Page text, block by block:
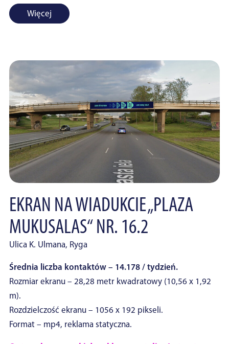
Więcej
EKRAN NA WIADUKCIE „PLAZA
MUKUSALAS“ NR. 16.2
Ulica K. Ulmana, Ryga
Średnia liczba kontaktów – 14.178 / tydzień.
Rozmiar ekranu – 28,28 metr kwadratowy (10,56 x 1,92
m).
Rozdzielczość ekranu – 1056 x 192 pikseli.
Format – mp4, reklama statyczna.